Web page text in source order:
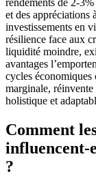
et des appréciations
investissements en
résilience face aux
liquidité moindre,
avantages
cycles économiques
marginale,
holistique et
Comment
influencent-
?